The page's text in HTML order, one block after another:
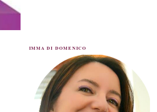
IMMA DI DOMENICO